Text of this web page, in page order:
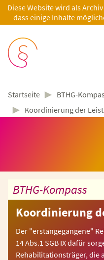
Diese Website wird als
dass einige Inhalte
Startseite ► BTHG-
► Koordinierung der
BTHG-Kompass
Koordinierung
Der "erstangegangene"
14 Abs.1 SGB IX dafür
Rehabilitationsträger, die